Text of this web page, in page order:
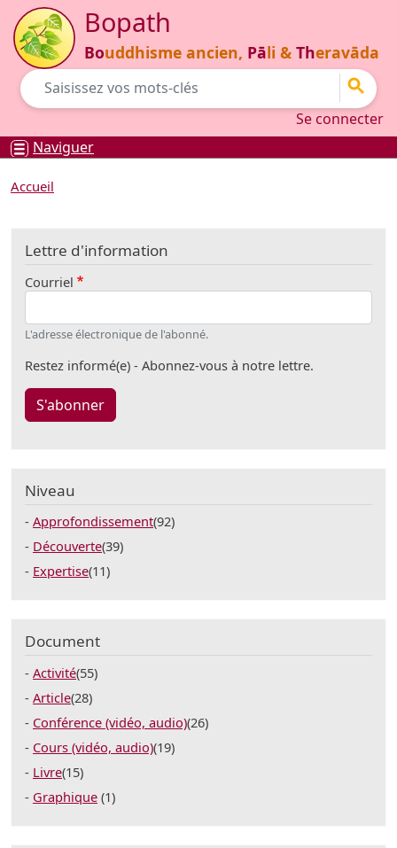
Aller au contenu principal
Bopath
Bouddhisme ancien, Pāli & Theravāda
Go
Se connecter
Naviguer
Accueil
Lettre d'information
Courriel
L'adresse électronique de l'abonné.
Restez informé(e) - Abonnez-vous à notre lettre.
S'abonner
Niveau
Approfondissement(92)
Découverte(39)
Expertise(11)
Document
Activité(55)
Article(28)
Conférence (vidéo, audio)(26)
Cours (vidéo, audio)(19)
Livre(15)
Graphique (1)